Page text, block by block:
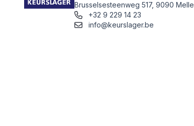
Brusselsesteenweg 517, 9090 Melle
+32 9 229 14 23
info@keurslager.be